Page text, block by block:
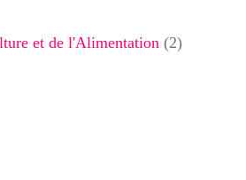
et de l'Alimentation (2)